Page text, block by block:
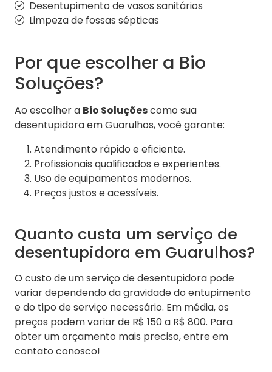
Desentupimento de vasos sanitários
Limpeza de fossas sépticas
Por que escolher a Bio
Soluções?
Ao escolher a Bio Soluçõescomo sua
desentupidora em Guarulhos, você garante:
Atendimento rápido e eficiente.
Profissionais qualificados e experientes.
Uso de equipamentos modernos.
Preços justos e acessíveis.
Quanto custa um serviço de
desentupidora em Guarulhos?
O custo de um serviço de desentupidora pode
variar dependendo da gravidade do entupimento
e do tipo de serviço necessário. Em média, os
preços podem variar de R$ 150 a R$ 800. Para
obter um orçamento mais preciso, entre em
contato conosco!